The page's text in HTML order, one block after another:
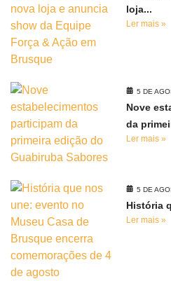
loja...
Ler mais »
5 DE
Nove
da
Ler mais »
5 DE
História
Ler mais »